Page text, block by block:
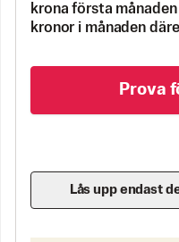
krona första
kronor i månaden
Prova
Lås upp endast